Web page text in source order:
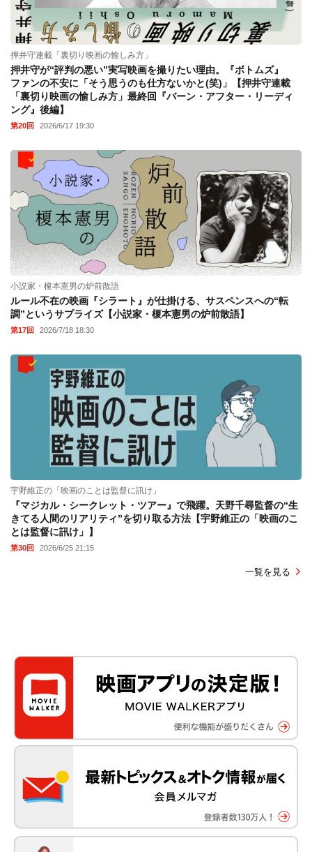
押井守連載「裏切り映画の愉しみ方」
押井守が“評判の悪い”実写映画を撮りたい理由。『ボトムズ』
ファンの不安に「そう思うのも仕方ないかと(笑)」【押井守連載
「裏切り映画の愉しみ方」最終回『バーン・アフター・リーディ
ング』後編】
第20回 2026/6/17 19:30
小説家・榎本憲男の炉前散語
ルール不在の映画『シラート』が仕掛ける、サスペンスへの“転
調”というサプライズ【小説家・榎本憲男の炉前散語】
第17回 2026/7/18 18:30
宇野維正の「映画のことは監督に訊け」
『マジカル・シークレット・ツアー』で飛躍。天野千尋監督の“生
きてる人間のリアリティ”を切り取る方法【宇野維正の「映画のこ
とは監督に訊け」】
第30回 2026/6/25 21:15
一覧を見る